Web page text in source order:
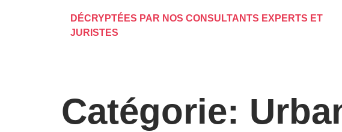
DÉCRYPTÉES PAR NOS CONSULTANTS EXPERTS ET
JURISTES
Catégorie: